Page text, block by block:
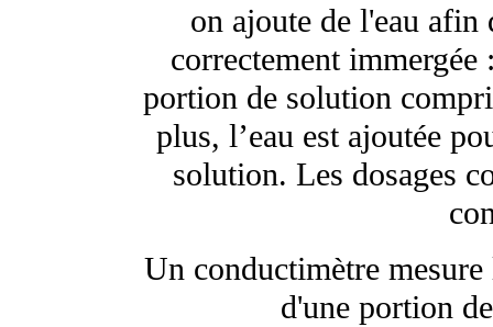
on ajoute de l'eau afin
correctement
portion de solution
plus, l’eau est ajoutée
solution. Les dosages
Un conductimètre
d'une portion